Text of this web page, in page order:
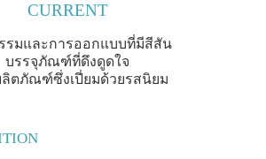
CURRENT
รมและการออกแบบที่มีสีสัน
บรรจุภัณฑ์ที่ดึงดูดใจ
ตภัณฑ์ซึ่งเปี่ยมด้วยรสนิยม